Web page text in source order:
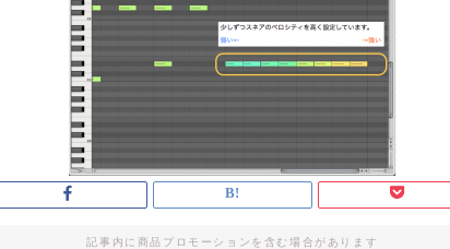
記事内に商品プロモーションを含む場合があります